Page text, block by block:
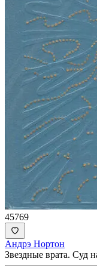
45769
Андрэ Нортон
Звездные врата. Суд